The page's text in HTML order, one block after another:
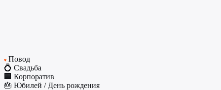
♥ Повод
💍 Свадьба
🏢 Корпоратив
🎂 Юбилей / День рождения